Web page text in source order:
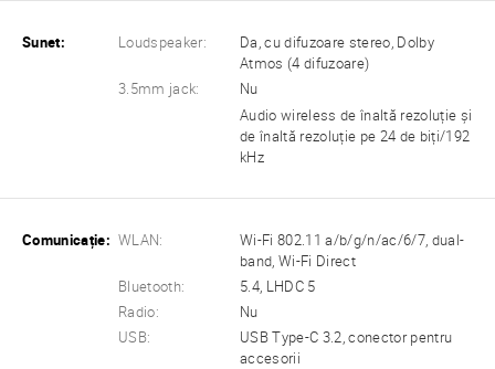
Sunet: Loudspeaker:
Da, cu difuzoare stereo, Dolby
Atmos (4 difuzoare)
3.5mm jack:
Nu
Audio wireless de înaltă rezoluție și
de înaltă rezoluție pe 24 de biți/192
kHz
Comunicație: WLAN:
Wi-Fi 802.11 a/b/g/n/ac/6/7, dual-
band, Wi-Fi Direct
Bluetooth:
5.4, LHDC 5
Radio:
Nu
USB:
USB Type-C 3.2, conector pentru
accesorii